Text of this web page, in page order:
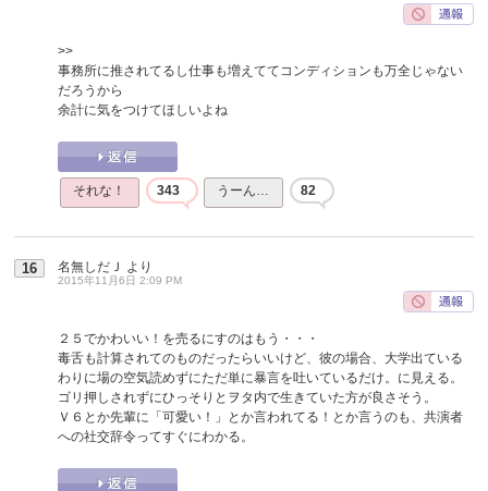
>>
事務所に推されてるし仕事も増えててコンディションも万全じゃない
だろうから
余計に気をつけてほしいよね
それな！ 343 うーん… 82
16 名無しだＪ より
2015年11月6日 2:09 PM
２５でかわいい！を売るにすのはもう・・・
毒舌も計算されてのものだったらいいけど、彼の場合、大学出ている
わりに場の空気読めずにただ単に暴言を吐いているだけ。に見える。
ゴリ押しされずにひっそりとヲタ内で生きていた方が良さそう。
Ｖ６とか先輩に「可愛い！」とか言われてる！とか言うのも、共演者
への社交辞令ってすぐにわかる。